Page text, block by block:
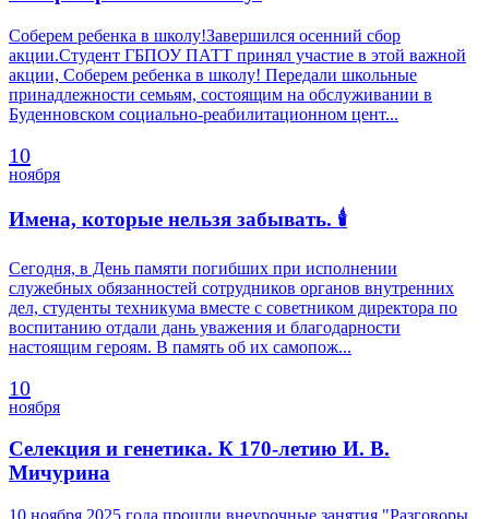
Соберем ребенка в школу!Завершился осенний сбор
акции.Студент ГБПОУ ПАТТ принял участие в этой важной
акции, Соберем ребенка в школу! Передали школьные
принадлежности семьям, состоящим на обслуживании в
Буденновском социально-реабилитационном цент...
10
ноября
Имена, которые нельзя забывать. 🕯
Сегодня, в День памяти погибших при исполнении
служебных обязанностей сотрудников органов внутренних
дел, студенты техникума вместе с советником директора по
воспитанию отдали дань уважения и благодарности
настоящим героям. В память об их самопож...
10
ноября
Селекция и генетика. К 170-летию И. В.
Мичурина
10 ноября 2025 года прошли внеурочные занятия "Разговоры